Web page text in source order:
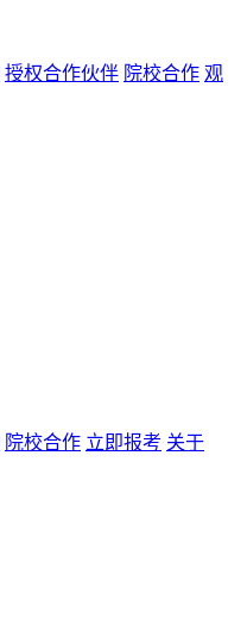
授权合作伙伴 院校合作 观
院校合作 立即报考 关于